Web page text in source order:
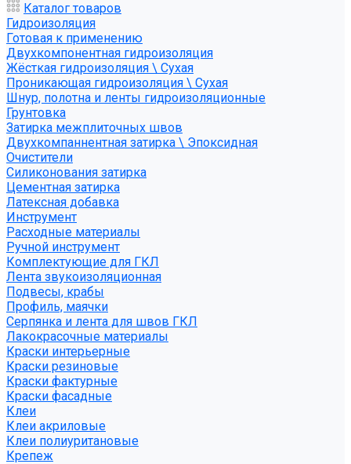
Каталог товаров
Гидроизоляция
Готовая к применению
Двухкомпонентная гидроизоляция
Жёсткая гидроизоляция \ Сухая
Проникающая гидроизоляция \ Сухая
Шнур, полотна и ленты гидроизоляционные
Грунтовка
Затирка межплиточных швов
Двухкомпаннентная затирка \ Эпоксидная
Очистители
Силиконования затирка
Цементная затирка
Латексная добавка
Инструмент
Расходные материалы
Ручной инструмент
Комплектующие для ГКЛ
Лента звукоизоляционная
Подвесы, крабы
Профиль, маячки
Серпянка и лента для швов ГКЛ
Лакокрасочные материалы
Краски интерьерные
Краски резиновые
Краски фактурные
Краски фасадные
Клеи
Клеи акриловые
Клеи полиуритановые
Крепеж